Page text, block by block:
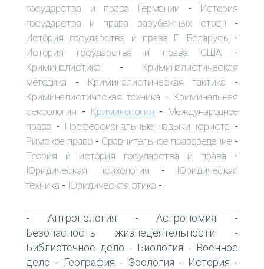
государства и права Германии - История
государства и права зарубежных стран -
История государства и права Р. Беларусь -
История государства и права США -
Криминалистика - Криминалистическая
методика - Криминалистическая тактика -
Криминалистическая техника - Криминальная
сексология - Криминология - Международное
право - Профессиональные навыки юриста -
Римское право- Сравнительное правоведение -
Теория и история государства и права -
Юридическая психология -
Юридическая
техника - Юридическая этика -
- Антропология -Астрономия -
Безопасность жизнедеятельности -
Библиотечное дело - Биология - Военное
дело - География - Зоология - История -